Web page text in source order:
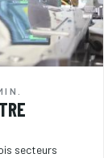
secteurs